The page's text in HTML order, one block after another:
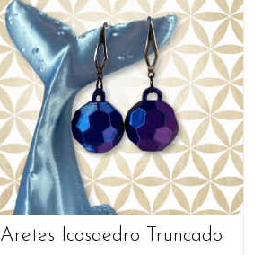
Aretes Icosaedro Truncado